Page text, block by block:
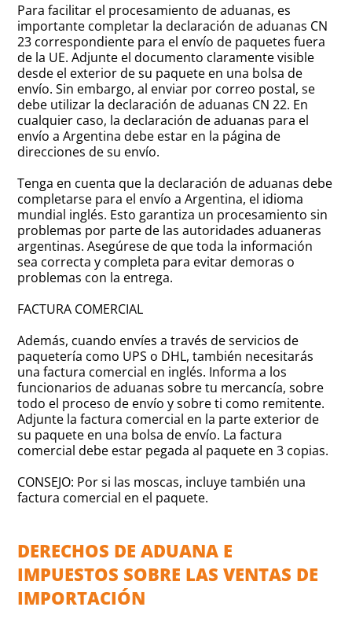
Para facilitar el procesamiento de aduanas, es
importante completar la declaración de aduanas CN
23 correspondiente para el envío de paquetes fuera
de la UE. Adjunte el documento claramente visible
desde el exterior de su paquete en una bolsa de
envío. Sin embargo, al enviar por correo postal, se
debe utilizar la declaración de aduanas CN 22. En
cualquier caso, la declaración de aduanas para el
envío a Argentina debe estar en la página de
direcciones de su envío.
Tenga en cuenta que la declaración de aduanas debe
completarse para el envío a Argentina, el idioma
mundial inglés. Esto garantiza un procesamiento sin
problemas por parte de las autoridades aduaneras
argentinas. Asegúrese de que toda la información
sea correcta y completa para evitar demoras o
problemas con la entrega.
FACTURA COMERCIAL
Además, cuando envíes a través de servicios de
paquetería como UPS o DHL, también necesitarás
una factura comercial en inglés. Informa a los
funcionarios de aduanas sobre tu mercancía, sobre
todo el proceso de envío y sobre ti como remitente.
Adjunte la factura comercial en la parte exterior de
su paquete en una bolsa de envío. La factura
comercial debe estar pegada al paquete en 3 copias.
CONSEJO: Por si las moscas, incluye también una
factura comercial en el paquete.
DERECHOS DE ADUANA E
IMPUESTOS SOBRE LAS VENTAS DE
IMPORTACIÓN